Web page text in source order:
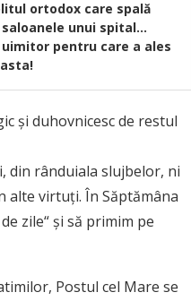
ortodox care spală
unui spital…
pentru care a ales
şi duhovnicesc de restul
din rânduiala slujbelor, ni
alte virtuţi. În Săptămâna
zile“ şi să primim pe
Postul cel Mare se